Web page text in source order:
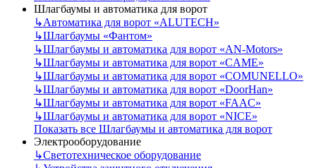
Шлагбаумы и автоматика для ворот
↳Автоматика для ворот «ALUTECH»
↳Шлагбаумы «Фантом»
↳Шлагбаумы и автоматика для ворот «AN-Motors»
↳Шлагбаумы и автоматика для ворот «CAME»
↳Шлагбаумы и автоматика для ворот «COMUNELLO»
↳Шлагбаумы и автоматика для ворот «DoorHan»
↳Шлагбаумы и автоматика для ворот «FAAC»
↳Шлагбаумы и автоматика для ворот «NICE»
Показать все Шлагбаумы и автоматика для ворот
Электрооборудование
↳Светотехническое оборудование